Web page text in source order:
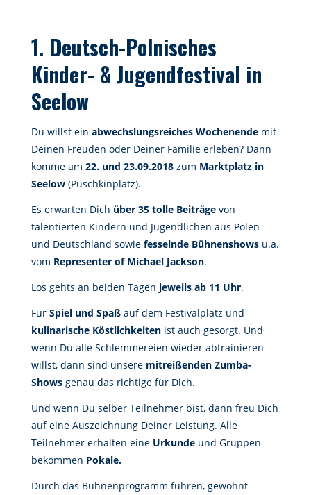
1. Deutsch-Polnisches
Kinder- & Jugendfestival in
Seelow
Du willst ein abwechslungsreiches Wochenende mit
Deinen Freuden oder Deiner Familie erleben? Dann
komme am 22. und 23.09.2018 zum Marktplatz in
Seelow (Puschkinplatz).
Es erwarten Dich über 35 tolle Beiträge von
talentierten Kindern und Jugendlichen aus Polen
und Deutschland sowie fesselnde Bühnenshows u.a.
vom Representer of Michael Jackson.
Los gehts an beiden Tagen jeweils ab 11 Uhr.
Für Spiel und Spaß auf dem Festivalplatz und
kulinarische Köstlichkeiten ist auch gesorgt. Und
wenn Du alle Schlemmereien wieder abtrainieren
willst, dann sind unsere mitreißenden Zumba-
Shows genau das richtige für Dich.
Und wenn Du selber Teilnehmer bist, dann freu Dich
auf eine Auszeichnung Deiner Leistung. Alle
Teilnehmer erhalten eine Urkunde und Gruppen
bekommen Pokale.
Durch das Bühnenprogramm führen, gewohnt